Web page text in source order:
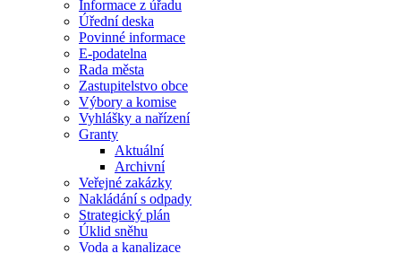
Informace z úřadu
Úřední deska
Povinné informace
E-podatelna
Rada města
Zastupitelstvo obce
Výbory a komise
Vyhlášky a nařízení
Granty
Aktuální
Archivní
Veřejné zakázky
Nakládání s odpady
Strategický plán
Úklid sněhu
Voda a kanalizace